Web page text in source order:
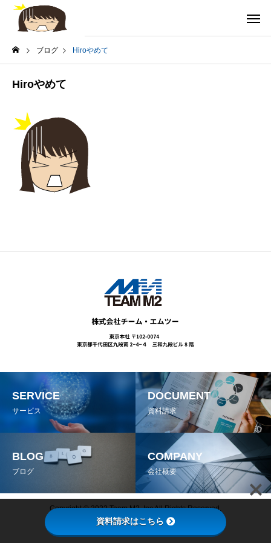
ブログ Hiroやめて
Hiroやめて
SERVICE
サービス
DOCUMENT
資料請求
BLOG
ブログ
COMPANY
会社概要
Copyright © 2022 Team M2, Inc All Rights Reserved.
プライバシーポリシー 情報セキュリティ基本方針
資料請求はこちら